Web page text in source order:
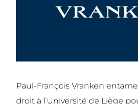
Paul-François Vranken
droit à l’Université de Liège